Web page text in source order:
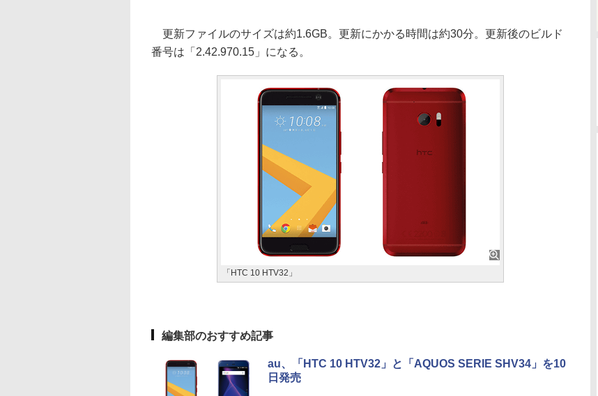
更新ファイルのサイズは約1.6GB。更新にかかる時間は約30分。更新後のビルド
番号は「2.42.970.15」になる。
「HTC 10 HTV32」
編集部のおすすめ記事
au、「HTC 10 HTV32」と「AQUOS SERIE SHV34」を10
日発売